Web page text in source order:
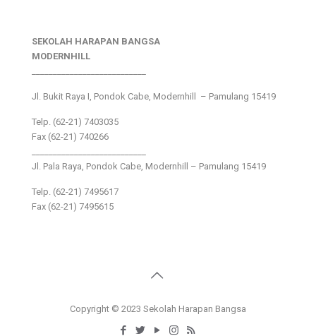
SEKOLAH HARAPAN BANGSA
MODERNHILL
Jl. Bukit Raya I, Pondok Cabe, Modernhill – Pamulang 15419
Telp. (62-21) 7403035
Fax (62-21) 740266
Jl. Pala Raya, Pondok Cabe, Modernhill – Pamulang 15419
Telp. (62-21) 7495617
Fax (62-21) 7495615
Copyright © 2023 Sekolah Harapan Bangsa